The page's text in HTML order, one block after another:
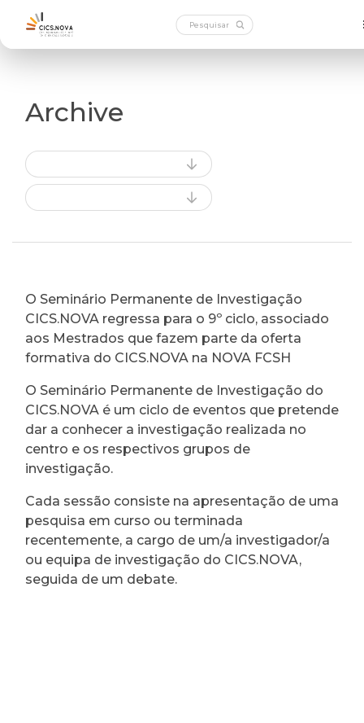
Archive
O Seminário Permanente de Investigação
CICS.NOVA regressa para o 9º ciclo, associado
aos Mestrados que fazem parte da oferta
formativa do CICS.NOVA na NOVA FCSH
O Seminário Permanente de Investigação do
CICS.NOVA é um ciclo de eventos que pretende
dar a conhecer a investigação realizada no
centro e os respectivos grupos de
investigação.
Cada sessão consiste na apresentação de uma
pesquisa em curso ou terminada
recentemente, a cargo de um/a investigador/a
ou equipa de investigação do CICS.NOVA,
seguida de um debate.